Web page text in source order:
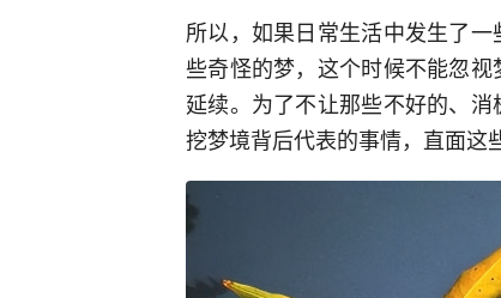
所以，如果日常生活中发生了
些奇怪的梦，这个时候不能忽
延续。为了不让那些不好的、
挖梦境背后代表的事情，直面这